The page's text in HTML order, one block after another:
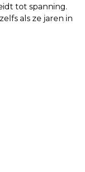
tot spanning.
als ze jaren in